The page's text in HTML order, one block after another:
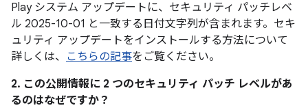
Play システム アップデートに、セキュリティ パッチレベ
ル 2025-10-01 と一致する日付文字列が含まれます。セキ
ュリティ アップデートをインストールする方法について
詳しくは、 こちらの記事をご覧ください。
2. この公開情報に 2 つのセキュリティ パッチ レベルがあ
るのはなぜですか？